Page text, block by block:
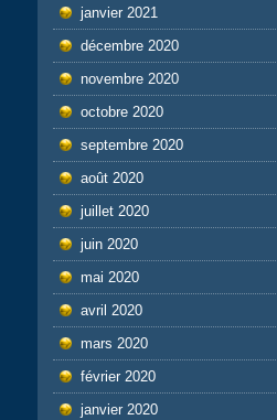
janvier 2021
décembre 2020
novembre 2020
octobre 2020
septembre 2020
août 2020
juillet 2020
juin 2020
mai 2020
avril 2020
mars 2020
février 2020
janvier 2020